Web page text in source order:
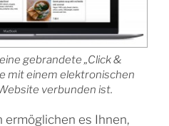
gebrandete „Click &
mit einem elektronischen
verbunden ist.
ermöglichen es Ihnen,